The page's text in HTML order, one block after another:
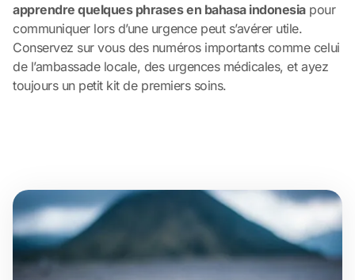
apprendre quelques phrases en bahasa indonesiapour
communiquer lors d’une urgence peut s’avérer utile.
Conservez sur vous des numéros importants comme celui
de l’ambassade locale, des urgences médicales, et ayez
toujours un petit kit de premiers soins.